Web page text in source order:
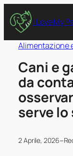
I Love My
Alimentazione
Cani e
da
serve
2 Aprile, 2026–